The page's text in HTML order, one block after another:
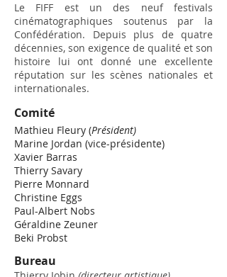
Le FIFF est un des neuf festivals
cinématographiques soutenus par la
Confédération. Depuis plus de quatre
décennies, son exigence de qualité et son
histoire lui ont donné une excellente
réputation sur les scènes nationales et
internationales.
Comité
Mathieu Fleury (Président)
Marine Jordan (vice-présidente)
Xavier Barras
Thierry Savary
Pierre Monnard
Christine Eggs
Paul-Albert Nobs
Géraldine Zeuner
Beki Probst
Bureau